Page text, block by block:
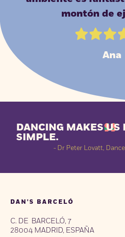
montón de
Ana
DANCING MAKES US
SIMPLE.
- Dr Peter Lovatt,
DAN'S BARCELÓ
C. DE BARCELÓ, 7
28004 MADRID, ESPAÑA